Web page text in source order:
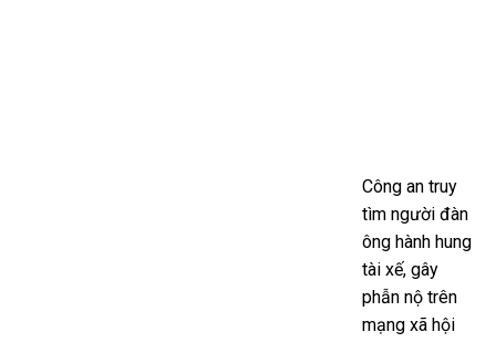
Công an truy
tìm người đàn
ông hành hung
tài xế, gây
phẫn nộ trên
mạng xã hội